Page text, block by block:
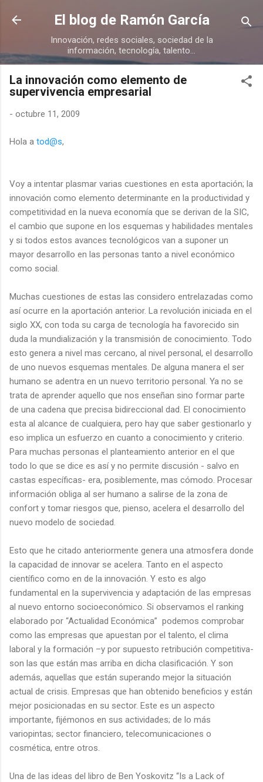
Ir al contenido principal
El blog de Ramón García
Innovación, redes sociales, sociedad de la
información, tecnología, talento...
La innovación como elemento de
supervivencia empresarial
- octubre 11, 2009
Hola a tod@s,
Voy a intentar plasmar varias cuestiones en esta aportación; la
innovación como elemento determinante en la productividad y
competitividad en la nueva economía que se derivan de la SIC,
el cambio que supone en los esquemas y habilidades mentales
y si todos estos avances tecnológicos van a suponer un
mayor desarrollo en las personas tanto a nivel económico
como social.
Muchas cuestiones de estas las considero entrelazadas como
así ocurre en la aportación anterior. La revolución iniciada en el
siglo XX, con toda su carga de tecnología ha favorecido sin
duda la mundialización y la transmisión de conocimiento. Todo
esto genera a nivel mas cercano, al nivel personal, el desarrollo
de uno nuevos esquemas mentales. De alguna manera el ser
humano se adentra en un nuevo territorio personal. Ya no se
trata de aprender aquello que nos enseñan sino formar parte
de una cadena que precisa bidireccional dad. El conocimiento
esta al alcance de cualquiera, pero hay que saber gestionarlo y
eso implica un esfuerzo en cuanto a conocimiento y criterio.
Para muchas personas el planteamiento anterior en el que
todo lo que se dice es así y no permite discusión - salvo en
castas específicas- era, posiblemente, mas cómodo. Procesar
información obliga al ser humano a salirse de la zona de
confort y tomar riesgos que, pienso, acelera el desarrollo del
nuevo modelo de sociedad.
Esto que he citado anteriormente genera una atmosfera donde
la capacidad de innovar se acelera. Tanto en el aspecto
científico como en de la innovación. Y esto es algo
fundamental en la supervivencia y adaptación de las empresas
al nuevo entorno socioeconómico. Si observamos el ranking
elaborado por “Actualidad Económica” podemos comprobar
como las empresas que apuestan por el talento, el clima
laboral y la formación –y por supuesto retribución competitiva-
son las que están mas arriba en dicha clasificación. Y son
además, aquellas que están superando mejor la situación
actual de crisis. Empresas que han obtenido beneficios y están
mejor posicionadas en su sector. Este es un aspecto
importante, fijémonos en sus actividades; de lo más
variopintas; sector financiero, telecomunicaciones o
cosmética, entre otros.
Una de las ideas del libro de Ben Yoskovitz “Is a Lack of